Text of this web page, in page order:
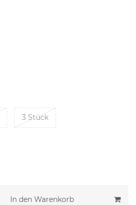
3 Stück
In den Warenkorb